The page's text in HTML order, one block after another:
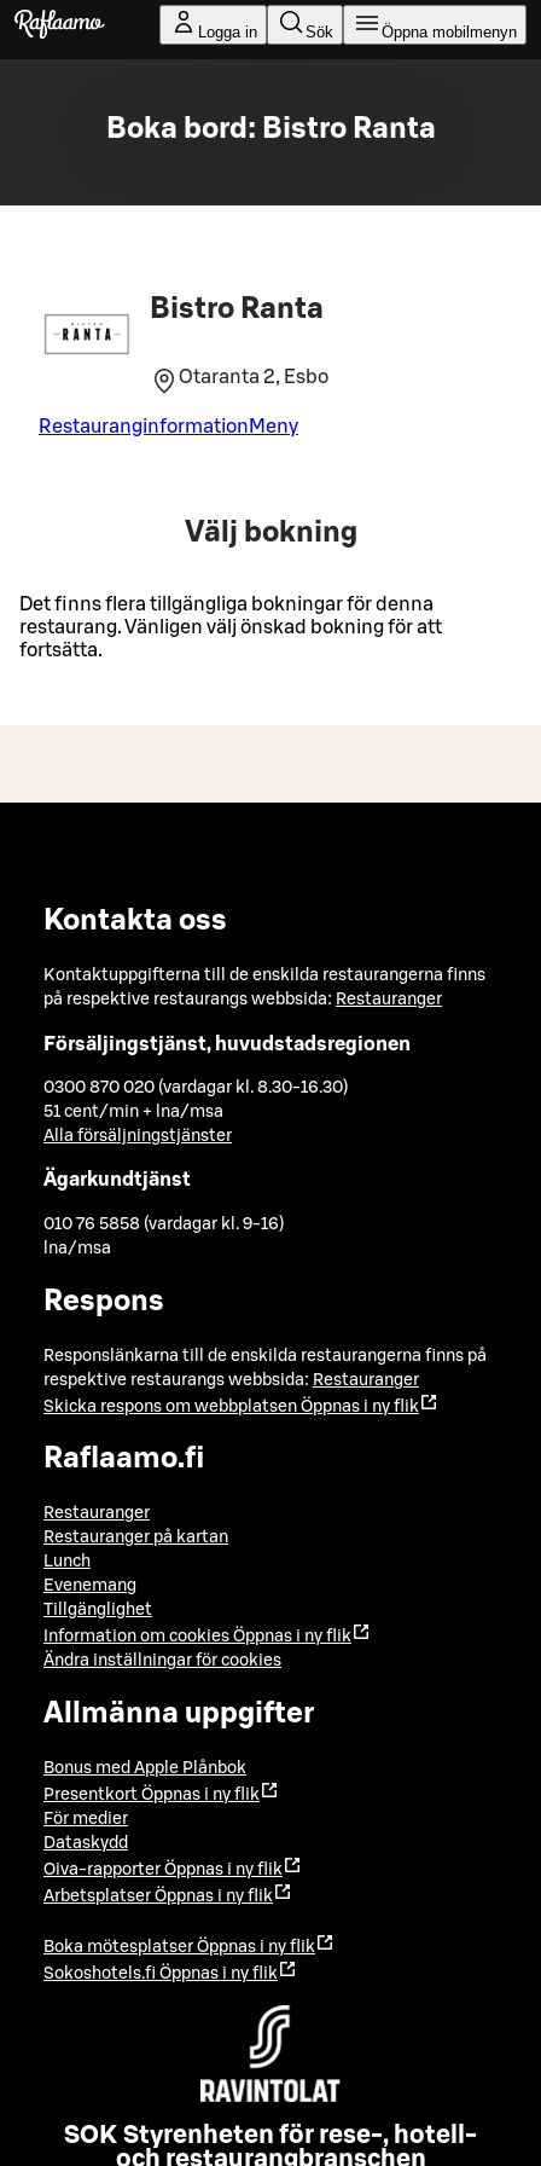
Gå till huvudinnehållet
Logga in Sök Öppna mobilmenyn
Boka bord: Bistro Ranta
Bistro Ranta
Otaranta 2, Esbo
Restauranginformation Meny
Välj bokning
Det finns flera tillgängliga bokningar för denna
restaurang. Vänligen välj önskad bokning för att
fortsätta.
Kontakta oss
Kontaktuppgifterna till de enskilda restaurangerna finns
på respektive restaurangs webbsida: Restauranger
Försäljingstjänst, huvudstadsregionen
0300 870 020 (vardagar kl. 8.30-16.30)
51 cent/min + lna/msa
Alla försäljningstjänster
Ägarkundtjänst
010 76 5858 (vardagar kl. 9-16)
lna/msa
Respons
Responslänkarna till de enskilda restaurangerna finns på
respektive restaurangs webbsida: Restauranger
Skicka respons om webbplatsen Öppnas i ny flik
Raflaamo.fi
Restauranger
Restauranger på kartan
Lunch
Evenemang
Tillgänglighet
Information om cookies Öppnas i ny flik
Ändra inställningar för cookies
Allmänna uppgifter
Bonus med Apple Plånbok
Presentkort Öppnas i ny flik
För medier
Dataskydd
Oiva-rapporter Öppnas i ny flik
Arbetsplatser Öppnas i ny flik
Boka mötesplatser Öppnas i ny flik
Sokoshotels.fi Öppnas i ny flik
SOK Styrenheten för rese-, hotell-
och restaurangbranschen